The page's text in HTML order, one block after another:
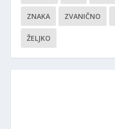
ZNAKA ZVANIČNO
ŽELJKO